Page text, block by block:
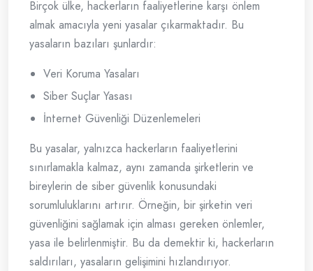
Birçok ülke, hackerların faaliyetlerine karşı önlem
almak amacıyla yeni yasalar çıkarmaktadır. Bu
yasaların bazıları şunlardır:
Veri Koruma Yasaları
Siber Suçlar Yasası
İnternet Güvenliği Düzenlemeleri
Bu yasalar, yalnızca hackerların faaliyetlerini
sınırlamakla kalmaz, aynı zamanda şirketlerin ve
bireylerin de siber güvenlik konusundaki
sorumluluklarını artırır. Örneğin, bir şirketin veri
güvenliğini sağlamak için alması gereken önlemler,
yasa ile belirlenmiştir. Bu da demektir ki, hackerların
saldırıları, yasaların gelişimini hızlandırıyor.